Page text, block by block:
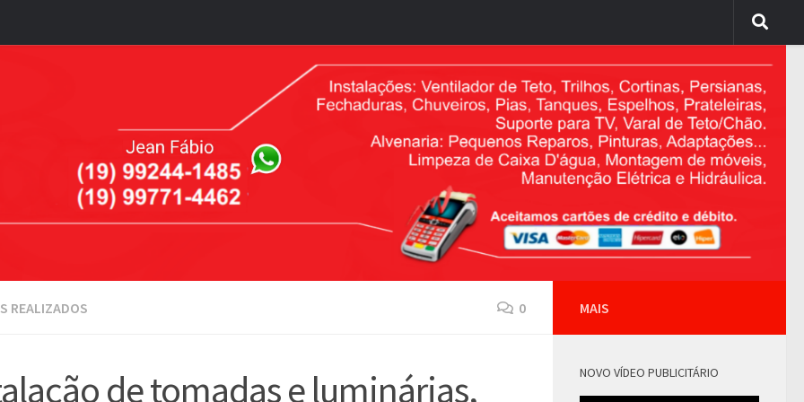
REALIZADOS 0
de tomadas e luminárias,
MAIS
NOVO VÍDEO PUBLICITÁRIO